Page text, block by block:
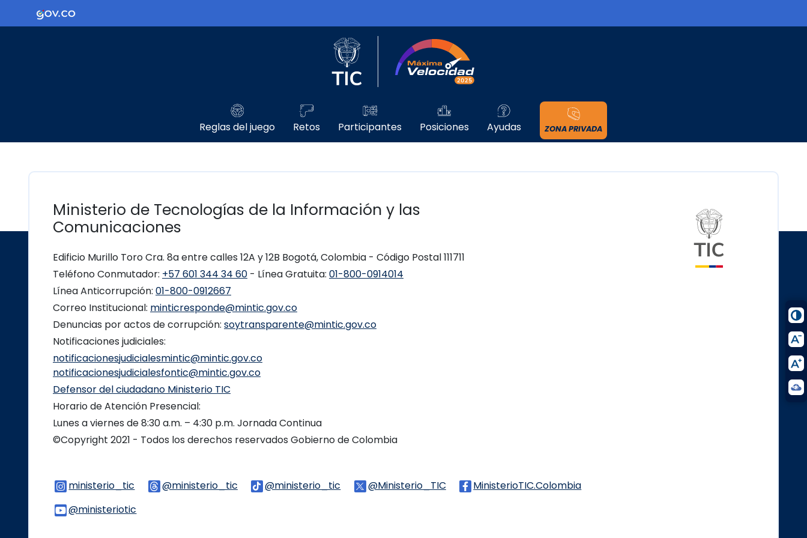
Ir al contenido principalLogo Gobierno de Colombia
Logo del Ministerio TIC
Reglas del juego Retos Participantes Posiciones Ayudas ZONA PRIVADA
Ministerio de Tecnologías de la Información y las
Comunicaciones
Edificio Murillo Toro Cra. 8a entre calles 12A y 12B Bogotá, Colombia - Código Postal 111711
Teléfono Conmutador: +57 601 344 34 60 - Línea Gratuita: 01-800-0914014
Línea Anticorrupción: 01-800-0912667
Correo Institucional: minticresponde@mintic.gov.co
Denuncias por actos de corrupción: soytransparente@mintic.gov.co
Notificaciones judiciales:
notificacionesjudicialesmintic@mintic.gov.co
notificacionesjudicialesfontic@mintic.gov.co
Defensor del ciudadano Ministerio TIC
Horario de Atención Presencial:
Lunes a viernes de 8:30 a.m. – 4:30 p.m. Jornada Continua
©Copyright 2021 - Todos los derechos reservados Gobierno de Colombia
ministerio_tic Logo Instagram
@ministerio_tic Logo Threads
@ministerio_tic Logo Tiktok
@Ministerio_TIC Logo Twitter
MinisterioTIC.Colombia
@ministeriotic